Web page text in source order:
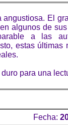
angustiosa. El
algunos de
a las
estas últimas
para una
Fecha: